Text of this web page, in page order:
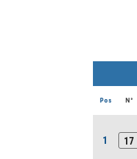
Pos N°
1 17